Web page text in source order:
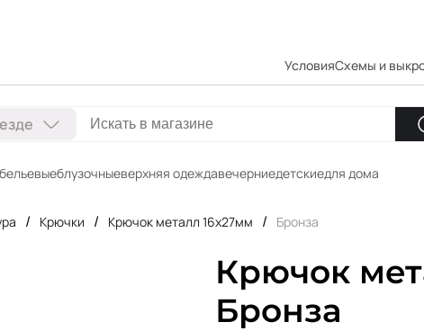
УсловияСхемы и
бельевыеблузочныеверхняя одеждавечерниедетскиедля дома
/ Крючки / Крючок металл 16х27мм / Бронза
Крючок
Бронза